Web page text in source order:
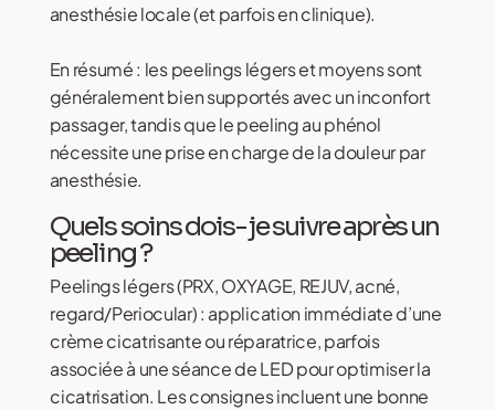
anesthésie locale (et parfois en clinique).
En résumé : les peelings légers et moyens sont
généralement bien supportés avec un inconfort
passager, tandis que le peeling au phénol
nécessite une prise en charge de la douleur par
anesthésie.
Quels soins dois-je suivre après un
peeling ?
Peelings légers (PRX, OXYAGE, REJUV, acné,
regard/Periocular) : application immédiate d’une
crème cicatrisante ou réparatrice, parfois
associée à une séance de LED pour optimiser la
cicatrisation. Les consignes incluent une bonne